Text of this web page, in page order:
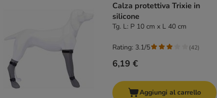
Calza protettiva Trixie in
silicone
Tg. L: P 10 cm x L 40 cm
6,19 €
Rating: 3.1/5 (42)
Aggiungi al carrello